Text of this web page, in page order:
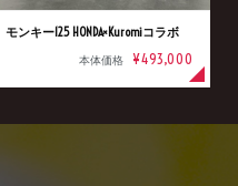
モンキー125 HONDA×Kuromiコラボ
本体価格 ¥493,000